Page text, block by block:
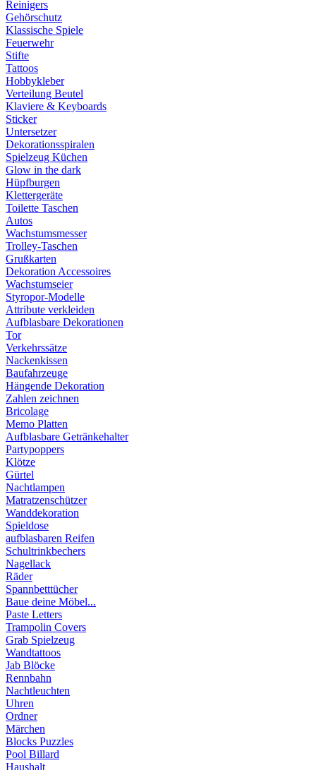
Reinigers
Gehörschutz
Klassische Spiele
Feuerwehr
Stifte
Tattoos
Hobbykleber
Verteilung Beutel
Klaviere & Keyboards
Sticker
Untersetzer
Dekorationsspiralen
Spielzeug Küchen
Glow in the dark
Hüpfburgen
Klettergeräte
Toilette Taschen
Autos
Wachstumsmesser
Trolley-Taschen
Grußkarten
Dekoration Accessoires
Wachstumseier
Styropor-Modelle
Attribute verkleiden
Aufblasbare Dekorationen
Tor
Verkehrssätze
Nackenkissen
Baufahrzeuge
Hängende Dekoration
Zahlen zeichnen
Bricolage
Memo Platten
Aufblasbare Getränkehalter
Partypoppers
Klötze
Gürtel
Nachtlampen
Matratzenschützer
Wanddekoration
Spieldose
aufblasbaren Reifen
Schultrinkbechers
Nagellack
Räder
Spannbetttücher
Baue deine Möbel...
Paste Letters
Trampolin Covers
Grab Spielzeug
Wandtattoos
Jab Blöcke
Rennbahn
Nachtleuchten
Uhren
Ordner
Märchen
Blocks Puzzles
Pool Billard
Haushalt